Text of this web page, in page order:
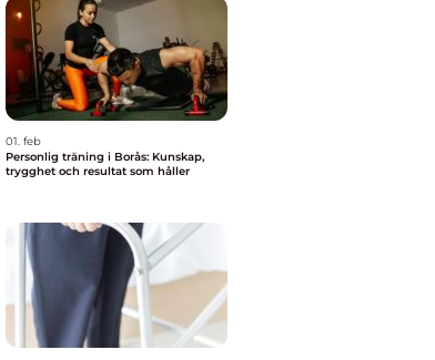
01. feb
Personlig träning i Borås: Kunskap,
trygghet och resultat som håller